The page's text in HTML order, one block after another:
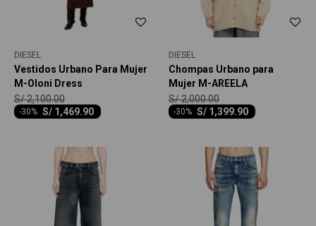
DIESEL
Vestidos Urbano Para Mujer
M-Oloni Dress
S/ 1,469.90
-30
S/2,100.00
DIESEL
Chompas Urbano para
Mujer M-AREELA
S/ 1,399.90
-30
S/2,000.00